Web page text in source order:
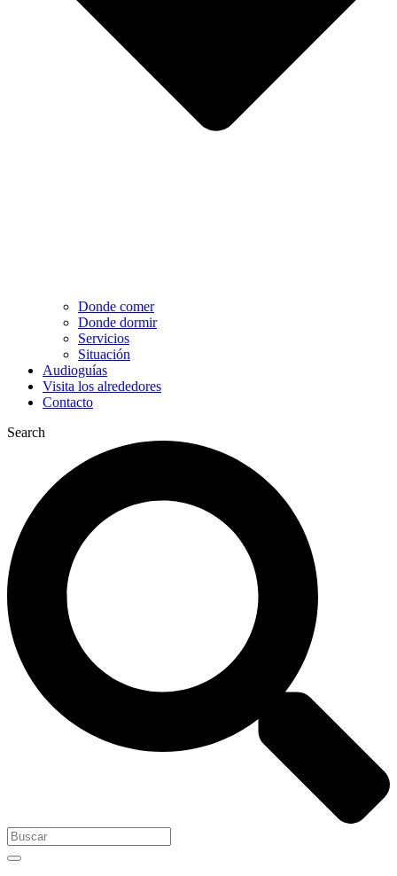
Donde comer
Donde dormir
Servicios
Situación
Audioguías
Visita los alrededores
Contacto
Search